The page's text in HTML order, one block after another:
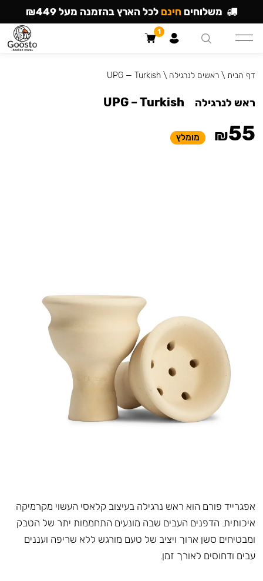
אפגרייד פורם הוא ראש נרגילה בעיצוב קלאסי העשוי מקרמיקה
איכותית. הדפנים העבים שבה מונעים התחממות יתר של הטבק
ומבטיחים סשן ארוך ויציב של טעם מורגש ללא שריפה ועננים
עבים ודחוסים לאורך זמן.
דף הבית \ראשים לנרגילה \
UPG — Turkish
ראש לנרגילה UPG – Turkish
₪55 מומלץ
משלוחים חינם לכל הארץ בהזמנה מעל ₪449
1